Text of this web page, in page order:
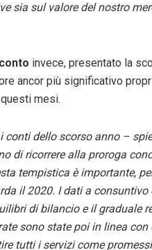
sia sul valore del nostro
invece, presentato la
ancor più significativo
mesi.
conti dello scorso anno –
di ricorrere alla proroga
tempistica è importante,
il 2020. I dati a
di bilancio e il graduale
sono state poi in linea
tutti i servizi come